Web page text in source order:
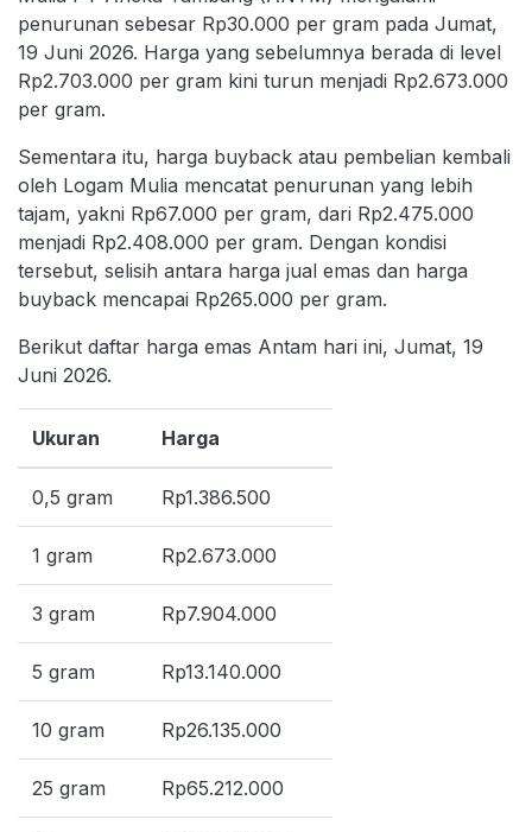
penurunan sebesar Rp30.000 per gram pada Jumat,
19 Juni 2026. Harga yang sebelumnya berada di level
Rp2.703.000 per gram kini turun menjadi Rp2.673.000
per gram.
Sementara itu, harga buyback atau pembelian kembali
oleh Logam Mulia mencatat penurunan yang lebih
tajam, yakni Rp67.000 per gram, dari Rp2.475.000
menjadi Rp2.408.000 per gram. Dengan kondisi
tersebut, selisih antara harga jual emas dan harga
buyback mencapai Rp265.000 per gram.
Berikut daftar harga emas Antam hari ini, Jumat, 19
Juni 2026.
Ukuran Harga
0,5 gram Rp1.386.500
1 gram Rp2.673.000
3 gram Rp7.904.000
5 gram Rp13.140.000
10 gram Rp26.135.000
25 gram Rp65.212.000